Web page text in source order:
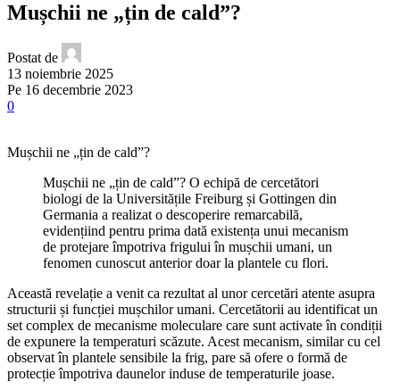
Mușchii ne „țin de cald”?
Postat de
13 noiembrie 2025
Pe 16 decembrie 2023
0
Mușchii ne „țin de cald”?
Mușchii ne „țin de cald”? O echipă de cercetători
biologi de la Universitățile Freiburg și Gottingen din
Germania a realizat o descoperire remarcabilă,
evidențiind pentru prima dată existența unui mecanism
de protejare împotriva frigului în mușchii umani, un
fenomen cunoscut anterior doar la plantele cu flori.
Această revelație a venit ca rezultat al unor cercetări atente asupra
structurii și funcției mușchilor umani. Cercetătorii au identificat un
set complex de mecanisme moleculare care sunt activate în condiții
de expunere la temperaturi scăzute. Acest mecanism, similar cu cel
observat în plantele sensibile la frig, pare să ofere o formă de
protecție împotriva daunelor induse de temperaturile joase.